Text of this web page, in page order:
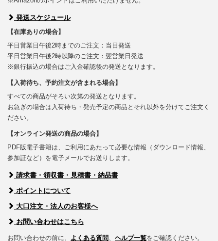
発送スケジュール
【在庫ありの場合】
平日営業日午後2時までのご注文：当日発送
平日営業日午後2時以降のご注文：翌営業日発送
※銀行振込の場合はご入金確認後の発送となります。
【入荷待ち、予約注文が含まれる場合】
すべての商品がそろい次第の発送となります。
お急ぎの場合は入荷待ち・発売予定の商品とそれ以外を分けてご注文く
ださい。
【オンライン発送の商品の場合】
PDF版電子書籍は、ご利用にあたって必要な情報（ダウンロード情報、
参加証など）を電子メールでお送りします。
請求書・領収書・見積書・納品書
ポイントについて
大口注文・法人のお客様へ
お問い合わせはこちら
お問い合わせの前に、 よくある質問 ヘルプ一覧をご確認ください。